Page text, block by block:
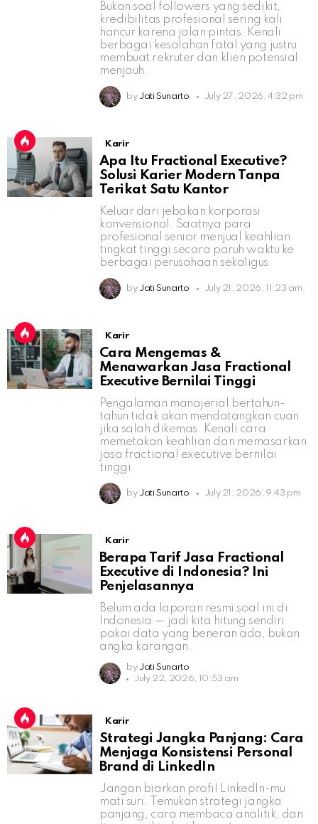
Bukan soal followers yang sedikit,
kredibilitas profesional sering kali
hancur karena jalan pintas. Kenali
berbagai kesalahan fatal yang justru
membuat rekruter dan klien potensial
menjauh.
by Jati Sunarto July 27, 2026, 4:32 pm
Karir
Apa Itu Fractional Executive?
Solusi Karier Modern Tanpa
Terikat Satu Kantor
Keluar dari jebakan korporasi
konvensional. Saatnya para
profesional senior menjual keahlian
tingkat tinggi secara paruh waktu ke
berbagai perusahaan sekaligus.
by Jati Sunarto July 21, 2026, 11:23 am
Karir
Cara Mengemas &
Menawarkan Jasa Fractional
Executive Bernilai Tinggi
Pengalaman manajerial bertahun-
tahun tidak akan mendatangkan cuan
jika salah dikemas. Kenali cara
memetakan keahlian dan memasarkan
jasa fractional executive bernilai
tinggi.
by Jati Sunarto July 21, 2026, 9:43 pm
Karir
Berapa Tarif Jasa Fractional
Executive di Indonesia? Ini
Penjelasannya
Belum ada laporan resmi soal ini di
Indonesia — jadi kita hitung sendiri
pakai data yang beneran ada, bukan
angka karangan.
by Jati Sunarto
July 22, 2026, 10:53 am
Karir
Strategi Jangka Panjang: Cara
Menjaga Konsistensi Personal
Brand di LinkedIn
Jangan biarkan profil LinkedIn-mu
mati suri. Temukan strategi jangka
panjang, cara membaca analitik, dan